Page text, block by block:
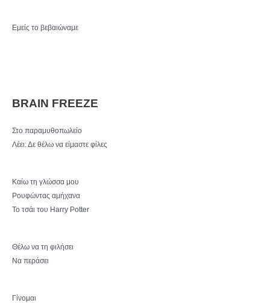
Εμείς το βεβαιώναμε
BRAIN FREEZE
Στο παραμυθοπωλείο
Λέει: Δε θέλω να είμαστε φίλες
Καίω τη γλώσσα μου
Ρουφώντας αμήχανα
Το τσάι του Harry Potter
Θέλω να τη φιλήσει
Να περάσει
Γίνομαι